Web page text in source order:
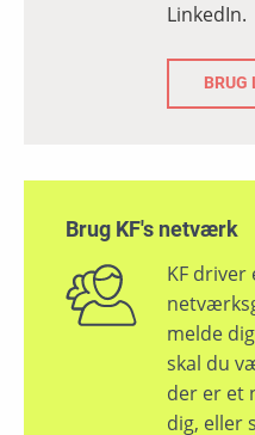
LinkedIn.
BRUG
Brug KF's netværk
KF
melde
skal du
der er et
dig, eller